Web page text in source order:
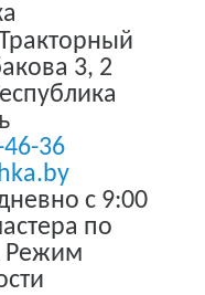
3, 2
36
с 9:00
по
Режим